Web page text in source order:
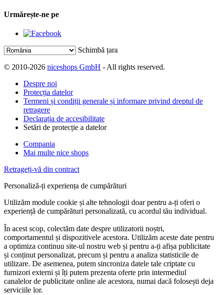
Urmărește-ne pe
Schimbă țara
© 2010-2026 niceshops GmbH - All rights reserved.
Despre noi
Protecția datelor
Termeni și condiții generale și informare privind dreptul de
retragere
Declarația de accesibilitate
Setări de protecție a datelor
Compania
Mai multe nice shops
Retrageți-vă din contract
Personaliză-ți experiența de cumpărături
Utilizăm module cookie și alte tehnologii doar pentru a-ți oferi o
experiență de cumpărături personalizată, cu acordul tău individual.
În acest scop, colectăm date despre utilizatorii noștri,
comportamentul și dispozitivele acestora. Utilizăm aceste date pentru
a optimiza continuu site-ul nostru web și pentru a-ți afișa publicitate
și conținut personalizat, precum și pentru a analiza statisticile de
utilizare. De asemenea, putem sincroniza datele tale criptate cu
furnizori externi și îți putem prezenta oferte prin intermediul
canalelor de publicitate online ale acestora, numai dacă folosești deja
serviciile lor.